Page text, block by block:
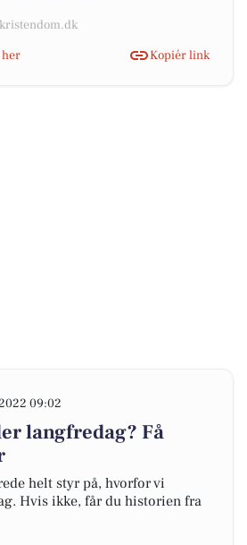
Kopiér link
09:02
langfredag? Få
helt styr på, hvorfor vi
Hvis ikke, får du historien fra